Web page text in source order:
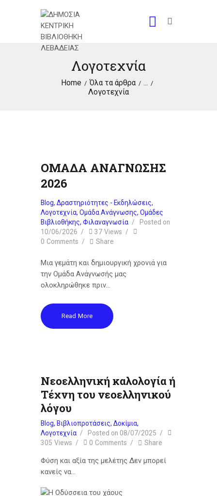
Λογοτεχνία
Home Όλα τα άρθρα
Λογοτεχνία
ΟΜΑΔΑ ΑΝΑΓΝΩΣΗΣ
2026
Blog, Δραστηριότητες - Εκδηλώσεις,
Λογοτεχνία, Ομάδα Ανάγνωσης, Ομάδες
Βιβλιοθήκης, Φιλαναγνωσία
Posted on
10/06/2026
37 Views
0 Comments Share
Μια γεμάτη και δημιουργική χρονιά για
την Ομάδα Ανάγνωσής μας
ολοκληρώθηκε πριν…
Read More
Νεοελληνική καλολογία ή
Τέχνη του νεοελληνικού
λόγου
Blog, Βιβλιοπροτάσεις, Δοκίμια,
Λογοτεχνία
Posted on 08/07/2025
305 Views 0 Comments Share
Φύση και αξία της μελέτης Δεν μπορεί
κανείς να…